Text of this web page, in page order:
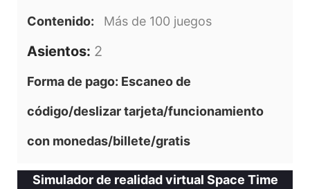
Contenido: Más de 100 juegos
Asientos: 2
Forma de pago: Escaneo de
código/deslizar tarjeta/funcionamiento
con monedas/billete/gratis
Simulador de realidad virtual Space Time